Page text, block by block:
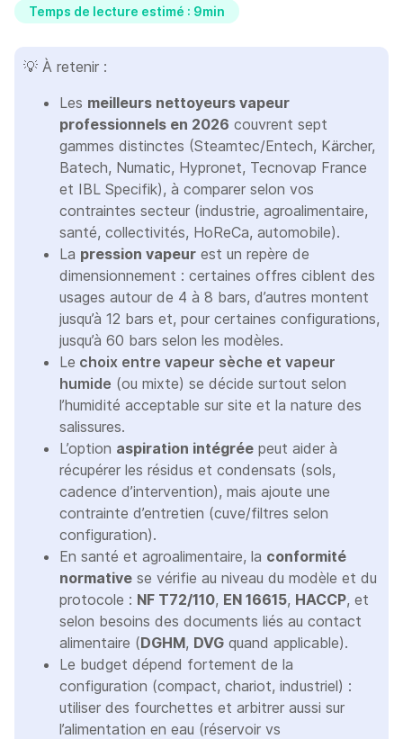
Temps de lecture estimé : 9min
💡 À retenir :
Les meilleurs nettoyeurs vapeur
professionnels en 2026 couvrent sept
gammes distinctes (Steamtec/Entech, Kärcher,
Batech, Numatic, Hypronet, Tecnovap France
et IBL Specifik), à comparer selon vos
contraintes secteur (industrie, agroalimentaire,
santé, collectivités, HoReCa, automobile).
La pression vapeur est un repère de
dimensionnement : certaines offres ciblent des
usages autour de 4 à 8 bars, d’autres montent
jusqu’à 12 bars et, pour certaines configurations,
jusqu’à 60 bars selon les modèles.
Le choix entre vapeur sèche et vapeur
humide (ou mixte) se décide surtout selon
l’humidité acceptable sur site et la nature des
salissures.
L’option aspiration intégrée peut aider à
récupérer les résidus et condensats (sols,
cadence d’intervention), mais ajoute une
contrainte d’entretien (cuve/filtres selon
configuration).
En santé et agroalimentaire, la conformité
normative se vérifie au niveau du modèle et du
protocole : NF T72/110, EN 16615, HACCP, et
selon besoins des documents liés au contact
alimentaire (DGHM, DVG quand applicable).
Le budget dépend fortement de la
configuration (compact, chariot, industriel) :
utiliser des fourchettes et arbitrer aussi sur
l’alimentation en eau (réservoir vs